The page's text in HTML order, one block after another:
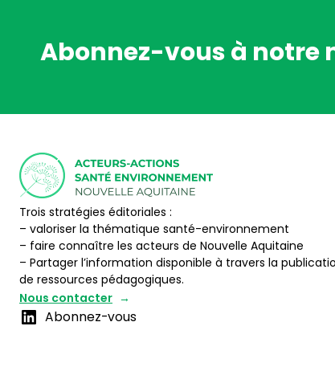
Abonnez-vous à notre
Trois stratégies éditoriales :
– valoriser la thématique santé-environnement
– faire connaître les acteurs de Nouvelle Aquitaine
– Partager l’information disponible à travers la
de ressources pédagogiques.
Nous contacter
Abonnez-vous